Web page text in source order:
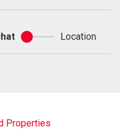
de
Achat
ou
Location
Properties